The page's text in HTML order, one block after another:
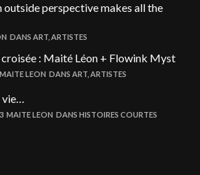
perspective makes all the
DANS ART ARTISTES
: Maité Léon + Flowink Myst
MAITE LEON DANS ART ARTISTES
vie…
MAITE LEON DANS HISTOIRES COURTES